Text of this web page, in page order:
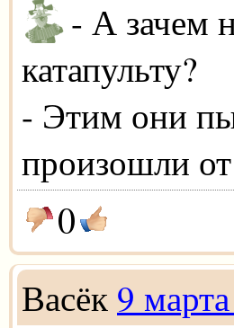
- А зачем
катапульту?
- Этим они
произошли
0
Васёк 9